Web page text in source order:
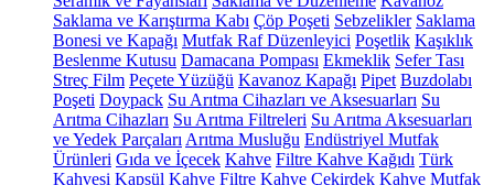
Saklama ve Karıştırma Kabı Çöp Poşeti Sebzelikler Saklama
Bonesi ve Kapağı Mutfak Raf Düzenleyici Poşetlik Kaşıklık
Beslenme Kutusu Damacana Pompası Ekmeklik Sefer Tası
Streç Film Peçete Yüzüğü Kavanoz Kapağı Pipet Buzdolabı
Poşeti Doypack Su Arıtma Cihazları ve Aksesuarları Su
Arıtma Cihazları Su Arıtma Filtreleri Su Arıtma Aksesuarları
ve Yedek Parçaları Arıtma Musluğu Endüstriyel Mutfak
Ürünleri Gıda ve İçecek Kahve Filtre Kahve Kağıdı Türk
Kahvesi Kapsül Kahve Filtre Kahve Çekirdek Kahve Mutfak